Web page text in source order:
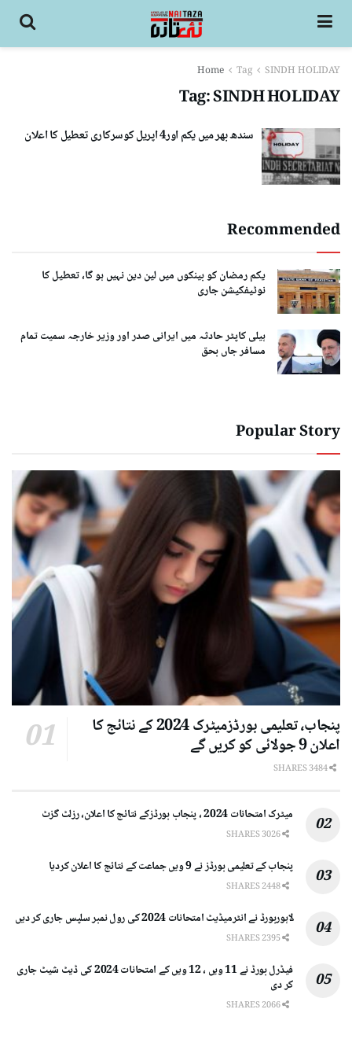
Home Tag SINDH HOLIDAY
Tag:SINDH HOLIDAY
سندھ بھر میں یکم اور4 اپریل کوسرکاری تعطیل کا اعلان
Recommended
یکم رمضان کو بینکوں میں لین دین نہیں ہو گا، تعطیل کا
نوٹیفکیشن جاری
ہیلی کاپٹر حادثہ میں ایرانی صدر اور وزیر خارجہ سمیت تمام
مسافر جاں بحق
Popular Story
پنجاب، تعلیمی بورڈزمیٹرک 2024 کے نتائج کا
اعلان 9 جولائی کو کریں گے
میٹرک امتحانات 2024 ، پنجاب بورڈزکے نتائج کا اعلان، رزلٹ گزٹ
پنجاب کے تعلیمی بورڈز نے 9 ویں جماعت کے نتائج کا اعلان کردیا
لاہوربورڈ نے انٹرمیڈیٹ امتحانات 2024 کی رول نمبر سلپس جاری کر دیں
فیڈرل بورڈ نے 11 ویں ، 12 ویں کے امتحانات 2024 کی ڈیٹ شیٹ جاری
کر دی